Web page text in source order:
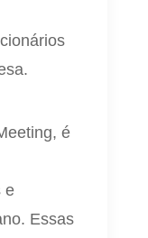
é
e
Essas